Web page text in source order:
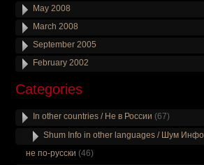
May 2008
March 2008
September 2005
February 2002
Categories
In other countries / Не в России (67)
Shum Info in other languages / Шум Инфо
не по-русски (46)